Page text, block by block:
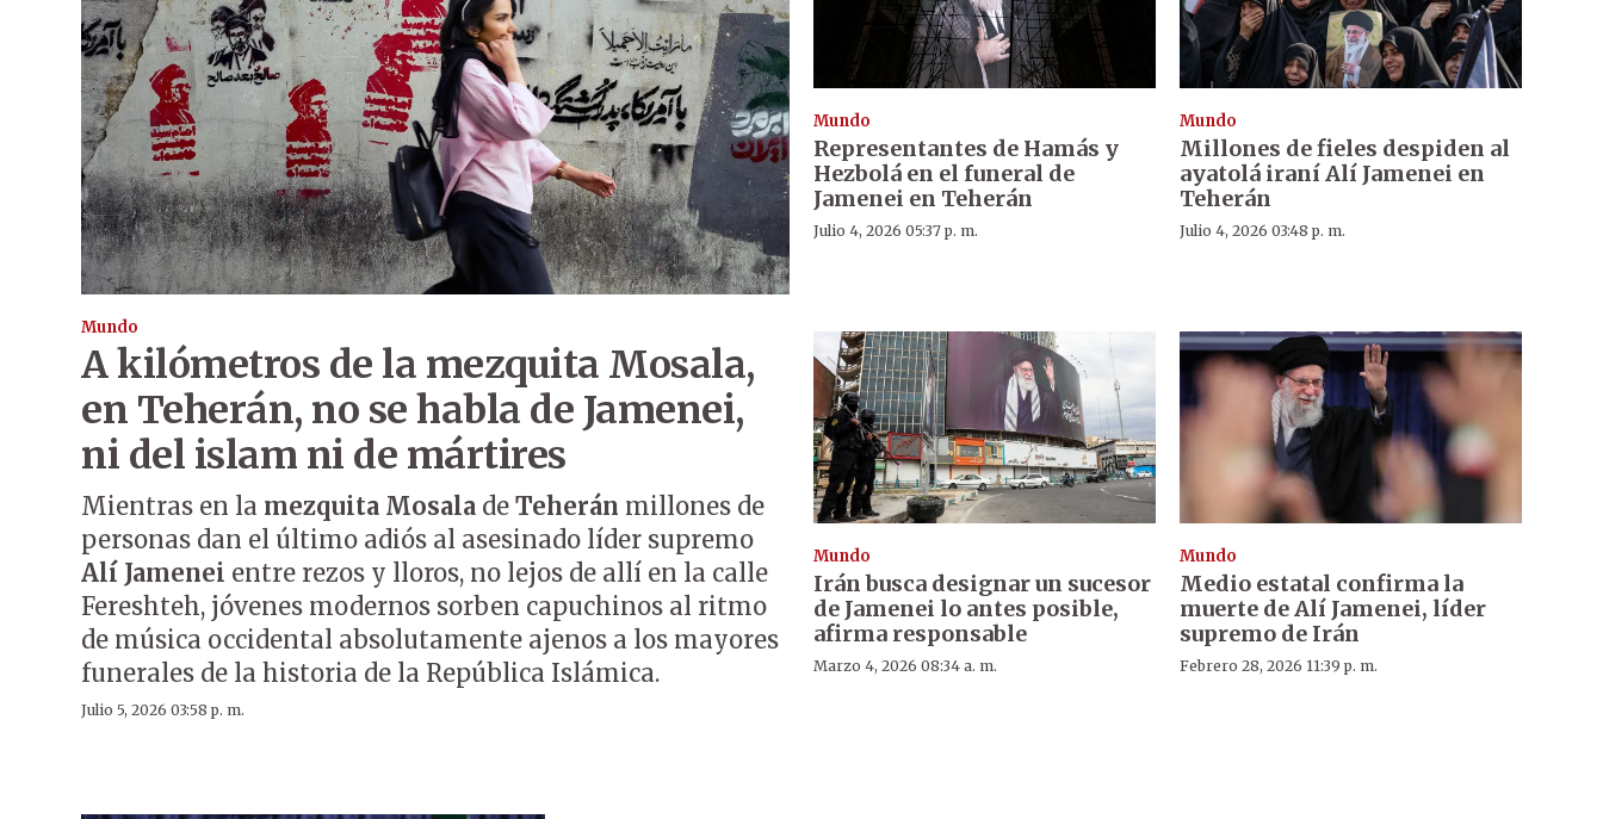
Mundo
A kilómetros de la mezquita Mosala,
en Teherán, no se habla de Jamenei,
ni del islam ni de mártires
Mientras en la mezquita Mosala de Teherán millones de
personas dan el último adiós al asesinado líder supremo
Alí Jamenei entre rezos y lloros, no lejos de allí en la calle
Fereshteh, jóvenes modernos sorben capuchinos al ritmo
de música occidental absolutamente ajenos a los mayores
funerales de la historia de la República Islámica.
Julio 5, 2026 03:58 p. m.
Mundo
Representantes de Hamás y
Hezbolá en el funeral de
Jamenei en Teherán
Julio 4, 2026 05:37 p. m.
Mundo
Millones de fieles despiden al
ayatolá iraní Alí Jamenei en
Teherán
Julio 4, 2026 03:48 p. m.
Mundo
Irán busca designar un sucesor
de Jamenei lo antes posible,
afirma responsable
Marzo 4, 2026 08:34 a. m.
Mundo
Medio estatal confirma la
muerte de Alí Jamenei, líder
supremo de Irán
Febrero 28, 2026 11:39 p. m.